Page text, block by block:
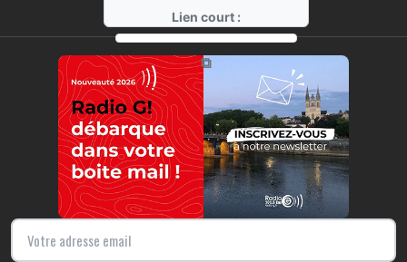
Lien court :
https://radio-g.fr?3880
⧉